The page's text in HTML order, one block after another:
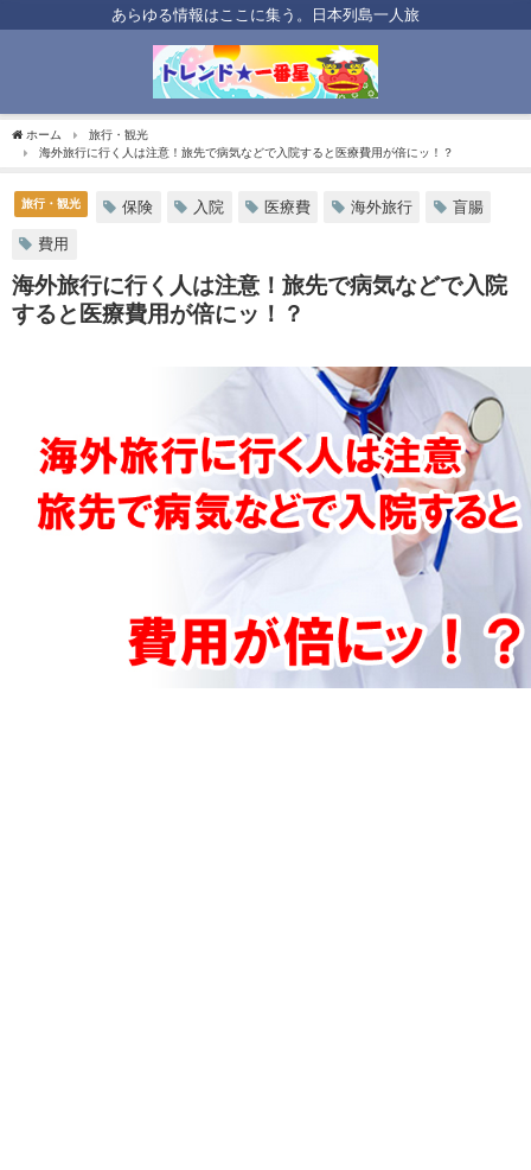
あらゆる情報はここに集う。日本列島一人旅
ホーム
旅行・観光
海外旅行に行く人は注意！旅先で病気などで入院すると医療費用が倍にッ！？
旅行・観光 保険 入院 医療費 海外旅行 盲腸
費用
海外旅行に行く人は注意！旅先で病気などで入院
すると医療費用が倍にッ！？